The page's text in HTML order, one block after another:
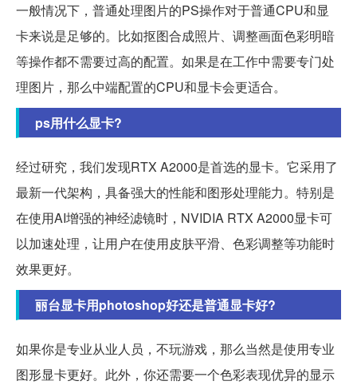
一般情况下，普通处理图片的PS操作对于普通CPU和显
卡来说是足够的。比如抠图合成照片、调整画面色彩明暗
等操作都不需要过高的配置。如果是在工作中需要专门处
理图片，那么中端配置的CPU和显卡会更适合。
ps用什么显卡?
经过研究，我们发现RTX A2000是首选的显卡。它采用了
最新一代架构，具备强大的性能和图形处理能力。特别是
在使用AI增强的神经滤镜时，NVIDIA RTX A2000显卡可
以加速处理，让用户在使用皮肤平滑、色彩调整等功能时
效果更好。
丽台显卡用photoshop好还是普通显卡好?
如果你是专业从业人员，不玩游戏，那么当然是使用专业
图形显卡更好。此外，你还需要一个色彩表现优异的显示